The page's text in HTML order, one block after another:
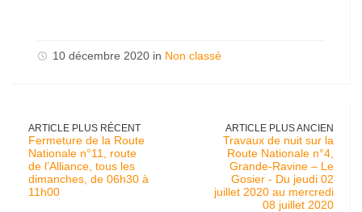
10 décembre 2020 in Non classé
ARTICLE PLUS RÉCENT
Fermeture de la Route
Nationale n°11, route
de l’Alliance, tous les
dimanches, de 06h30 à
11h00
ARTICLE PLUS ANCIEN
Travaux de nuit sur la
Route Nationale n°4,
Grande-Ravine – Le
Gosier - Du jeudi 02
juillet 2020 au mercredi
08 juillet 2020